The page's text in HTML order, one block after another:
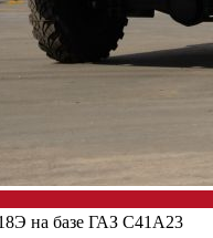
на базе ГАЗ C41А23